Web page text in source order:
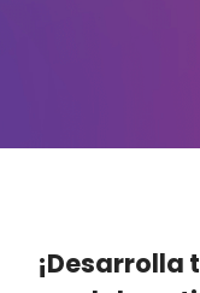
¡Desarrolla